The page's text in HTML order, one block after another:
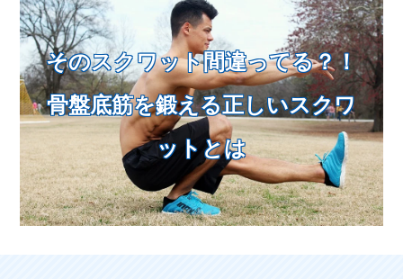
そのスクワット間違ってる？！
骨盤底筋を鍛える正しいスクワ
ットとは